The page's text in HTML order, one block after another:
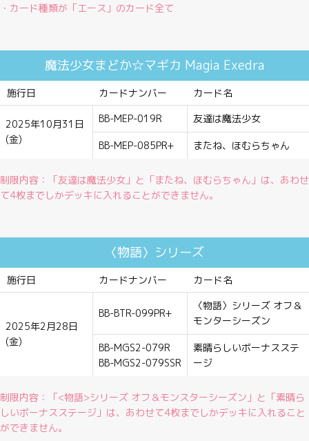
・カード種類が「エース」のカード全て
魔法少女まどか☆マギカ Magia Exedra
施行日 カードナンバー カード名
2025年10月31日
(金)
BB-MEP-019R 友達は魔法少女
BB-MEP-085PR+ またね、ほむらちゃん
制限内容：「友達は魔法少女」と「またね、ほむらちゃん」は、あわせ
て4枚までしかデッキに入れることができません。
〈物語〉シリーズ
施行日 カードナンバー カード名
2025年2月28日
(金)
BB-BTR-099PR+
〈物語〉シリーズ オフ＆
モンターシーズン
BB-MGS2-079R
BB-MGS2-079SSR
素晴らしいボーナスステ
ージ
制限内容：「<物語>シリーズ オフ＆モンスターシーズン」と「素晴ら
しいボーナスステージ」は、あわせて4枚までしかデッキに入れること
ができません。